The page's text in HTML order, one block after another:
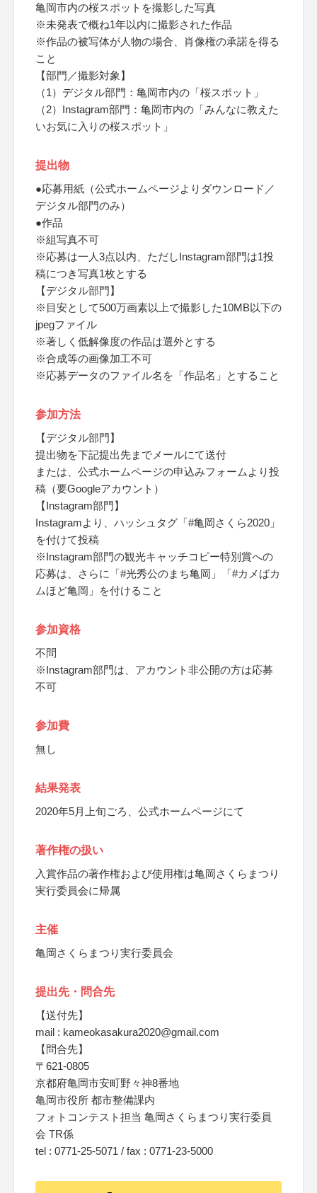
亀岡市内の桜スポットを撮影した写真
※未発表で概ね1年以内に撮影された作品
※作品の被写体が人物の場合、肖像権の承諾を得る
こと
【部門／撮影対象】
（1）デジタル部門：亀岡市内の「桜スポット」
（2）Instagram部門：亀岡市内の「みんなに教えた
いお気に入りの桜スポット」
提出物
●応募用紙（公式ホームページよりダウンロード／
デジタル部門のみ）
●作品
※組写真不可
※応募は一人3点以内、ただしInstagram部門は1投
稿につき写真1枚とする
【デジタル部門】
※目安として500万画素以上で撮影した10MB以下の
jpegファイル
※著しく低解像度の作品は選外とする
※合成等の画像加工不可
※応募データのファイル名を「作品名」とすること
参加方法
【デジタル部門】
提出物を下記提出先までメールにて送付
または、公式ホームページの申込みフォームより投
稿（要Googleアカウント）
【Instagram部門】
Instagramより、ハッシュタグ「#亀岡さくら2020」
を付けて投稿
※Instagram部門の観光キャッチコピー特別賞への
応募は、さらに「#光秀公のまち亀岡」「#カメばカ
ムほど亀岡」を付けること
参加資格
不問
※Instagram部門は、アカウント非公開の方は応募
不可
参加費
無し
結果発表
2020年5月上旬ごろ、公式ホームページにて
著作権の扱い
入賞作品の著作権および使用権は亀岡さくらまつり
実行委員会に帰属
主催
亀岡さくらまつり実行委員会
提出先・問合先
【送付先】
mail : kameokasakura2020@gmail.com
【問合先】
〒621-0805
京都府亀岡市安町野々神8番地
亀岡市役所 都市整備課内
フォトコンテスト担当 亀岡さくらまつり実行委員
会 TR係
tel : 0771‐25‐5071 / fax : 0771‐23‐5000